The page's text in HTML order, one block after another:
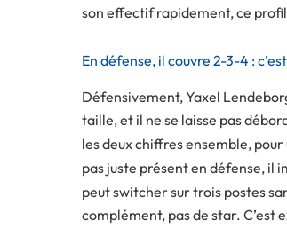
son effectif rapidement, ce
En défense, il couvre 2-3-4 :
Défensivement, Yaxel
taille, et il ne se laisse pas
les deux chiffres ensemble, pour
pas juste présent en défense, il
peut switcher sur trois postes
complément, pas de star. C’est